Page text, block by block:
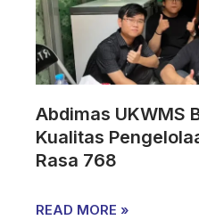
Abdimas UKWMS
Kualitas
Rasa 768
READ MORE »